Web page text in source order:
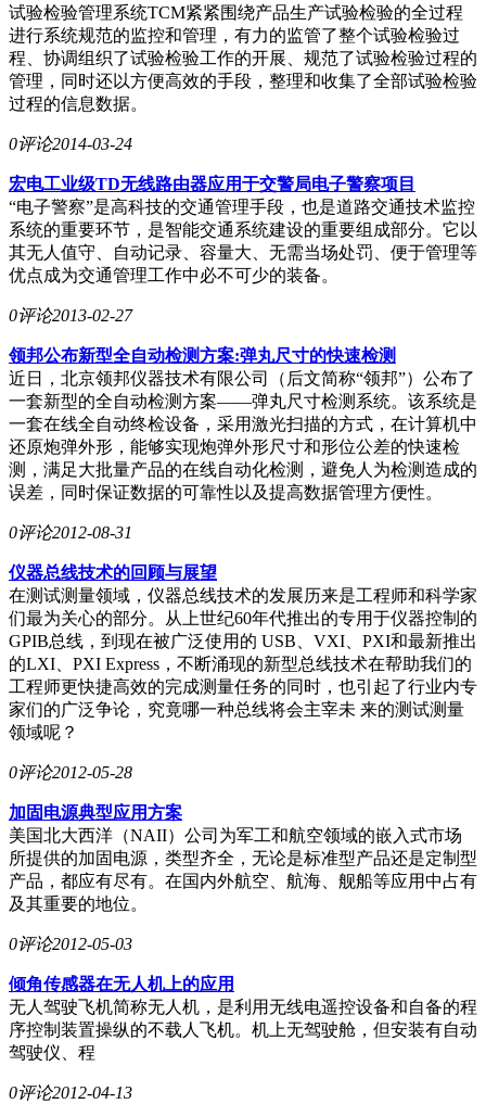
试验检验管理系统TCM紧紧围绕产品生产试验检验的全过程
进行系统规范的监控和管理，有力的监管了整个试验检验过
程、协调组织了试验检验工作的开展、规范了试验检验过程的
管理，同时还以方便高效的手段，整理和收集了全部试验检验
过程的信息数据。
0评论2014-03-24
宏电工业级TD无线路由器应用于交警局电子警察项目
“电子警察”是高科技的交通管理手段，也是道路交通技术监控
系统的重要环节，是智能交通系统建设的重要组成部分。它以
其无人值守、自动记录、容量大、无需当场处罚、便于管理等
优点成为交通管理工作中必不可少的装备。
0评论2013-02-27
领邦公布新型全自动检测方案:弹丸尺寸的快速检测
近日，北京领邦仪器技术有限公司（后文简称“领邦”）公布了
一套新型的全自动检测方案——弹丸尺寸检测系统。该系统是
一套在线全自动终检设备，采用激光扫描的方式，在计算机中
还原炮弹外形，能够实现炮弹外形尺寸和形位公差的快速检
测，满足大批量产品的在线自动化检测，避免人为检测造成的
误差，同时保证数据的可靠性以及提高数据管理方便性。
0评论2012-08-31
仪器总线技术的回顾与展望
在测试测量领域，仪器总线技术的发展历来是工程师和科学家
们最为关心的部分。从上世纪60年代推出的专用于仪器控制的
GPIB总线，到现在被广泛使用的 USB、VXI、PXI和最新推出
的LXI、PXI Express，不断涌现的新型总线技术在帮助我们的
工程师更快捷高效的完成测量任务的同时，也引起了行业内专
家们的广泛争论，究竟哪一种总线将会主宰未 来的测试测量
领域呢？
0评论2012-05-28
加固电源典型应用方案
美国北大西洋（NAII）公司为军工和航空领域的嵌入式市场
所提供的加固电源，类型齐全，无论是标准型产品还是定制型
产品，都应有尽有。在国内外航空、航海、舰船等应用中占有
及其重要的地位。
0评论2012-05-03
倾角传感器在无人机上的应用
无人驾驶飞机简称无人机，是利用无线电遥控设备和自备的程
序控制装置操纵的不载人飞机。机上无驾驶舱，但安装有自动
驾驶仪、程
0评论2012-04-13